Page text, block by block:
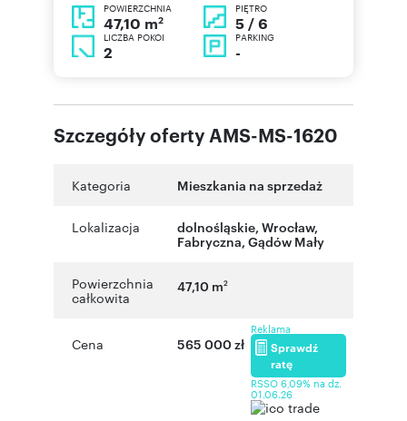
POWIERZCHNIA
47,10 m2
PIĘTRO
5 / 6
LICZBA POKOI
2
PARKING
-
Szczegóły oferty AMS-MS-1620
Kategoria Mieszkania na sprzedaż
Lokalizacja dolnośląskie, Wrocław,
Fabryczna, Gądów Mały
Powierzchnia
całkowita
47,10 m2
Cena 565 000 zł
Reklama
Sprawdź
ratę
RSSO 6,09% na dz.
01.06.26